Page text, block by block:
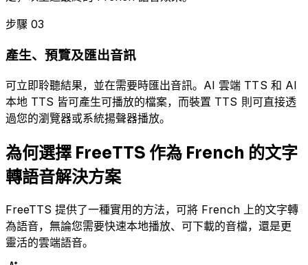
步驟 03
產生、預覽及匯出音訊
可立即聆聽結果，並在需要時匯出音訊。AI 雲端 TTS 和 AI
本地 TTS 皆可產生可播放的檔案，而裝置 TTS 則可直接透
過您的瀏覽器或系統揚聲器播放。
為何選擇 FreeTTS 作為 French 的文字
轉語音解決方案
FreeTTS 提供了一種實用的方法，可將 French 上的文字轉
為語音，無論您需要快速本地播放、可下載的音檔，還是更
靈活的雲端語音。